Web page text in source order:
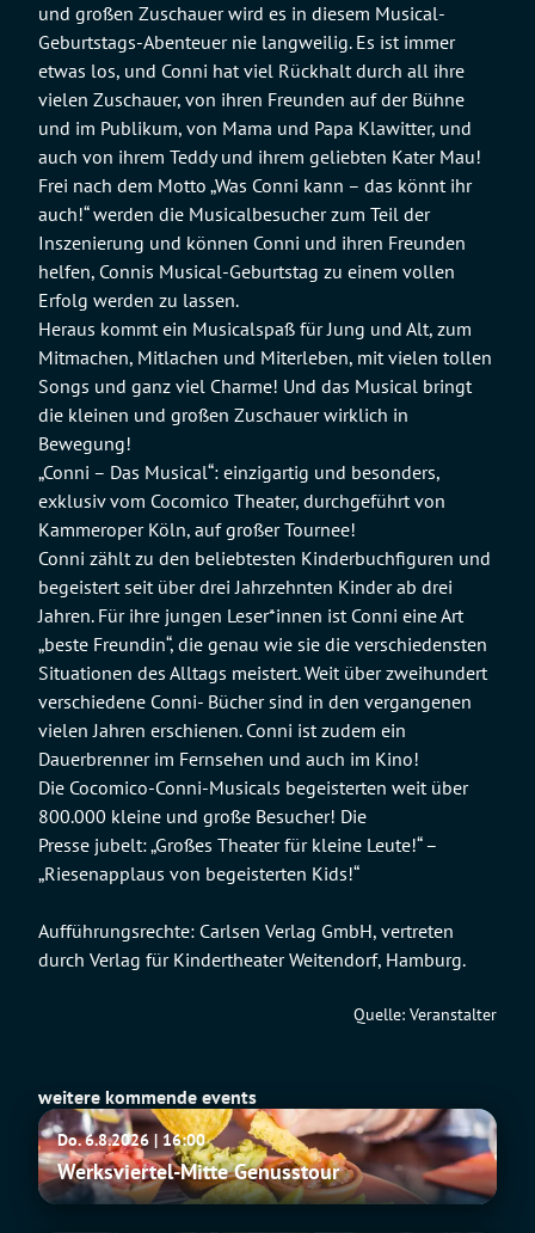
und großen Zuschauer wird es in diesem Musical-
Geburtstags-Abenteuer nie langweilig. Es ist immer
etwas los, und Conni hat viel Rückhalt durch all ihre
vielen Zuschauer, von ihren Freunden auf der Bühne
und im Publikum, von Mama und Papa Klawitter, und
auch von ihrem Teddy und ihrem geliebten Kater Mau!
Frei nach dem Motto „Was Conni kann – das könnt ihr
auch!“ werden die Musicalbesucher zum Teil der
Inszenierung und können Conni und ihren Freunden
helfen, Connis Musical-Geburtstag zu einem vollen
Erfolg werden zu lassen.
Heraus kommt ein Musicalspaß für Jung und Alt, zum
Mitmachen, Mitlachen und Miterleben, mit vielen tollen
Songs und ganz viel Charme! Und das Musical bringt
die kleinen und großen Zuschauer wirklich in
Bewegung!
„Conni – Das Musical“: einzigartig und besonders,
exklusiv vom Cocomico Theater, durchgeführt von
Kammeroper Köln, auf großer Tournee!
Conni zählt zu den beliebtesten Kinderbuchfiguren und
begeistert seit über drei Jahrzehnten Kinder ab drei
Jahren. Für ihre jungen Leser*innen ist Conni eine Art
„beste Freundin“, die genau wie sie die verschiedensten
Situationen des Alltags meistert. Weit über zweihundert
verschiedene Conni- Bücher sind in den vergangenen
vielen Jahren erschienen. Conni ist zudem ein
Dauerbrenner im Fernsehen und auch im Kino!
Die Cocomico-Conni-Musicals begeisterten weit über
800.000 kleine und große Besucher! Die
Presse jubelt: „Großes Theater für kleine Leute!“ –
„Riesenapplaus von begeisterten Kids!“
Aufführungsrechte: Carlsen Verlag GmbH, vertreten
durch Verlag für Kindertheater Weitendorf, Hamburg.
Quelle: Veranstalter
weitere kommende events
Werksviertel-
Mitte
Genusstour
Do. 6.8.2026 | 16:00
Werksviertel-Mitte Genusstour